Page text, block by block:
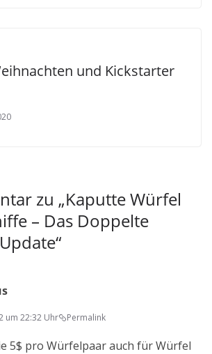
und Kickstarter
zu „Kaputte Würfel
– Das Doppelte
“
um 22:32 Uhr Permalink
5$ pro Würfelpaar auch für Würfel